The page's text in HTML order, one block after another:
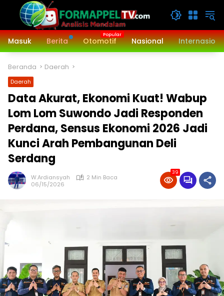
Langsung
konten
Masuk
Berita Otomotif Nasional
Beranda Daerah
Daerah
‎Data Akurat, Ekonomi Kuat! Wabup
Lom Lom Suwondo Jadi Responden
Perdana, Sensus Ekonomi 2026 Jadi
Kunci Arah Pembangunan Deli
Serdang
W.Ardiansyah
2 Min Baca
06/15/2026
39